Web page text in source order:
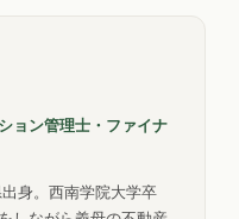
ョン管理士・ファイナ
身。西南学院大学卒